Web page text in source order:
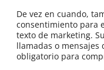
De vez en cuando,
consentimiento para
texto de marketing.
llamadas o mensajes
obligatorio para